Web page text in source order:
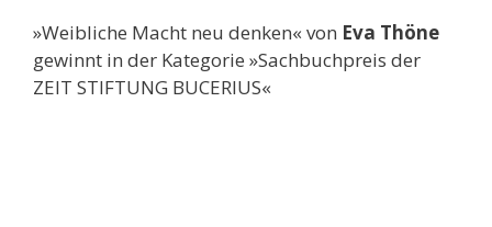
»Weibliche Macht neu denken« von Eva Thöne
gewinnt in der Kategorie »Sachbuchpreis der
ZEIT STIFTUNG BUCERIUS«